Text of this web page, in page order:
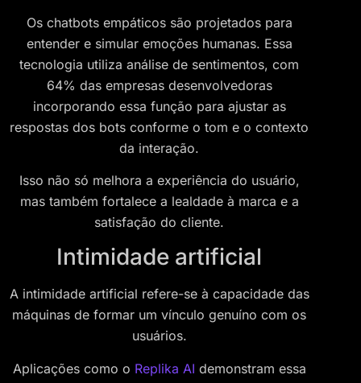
Os chatbots empáticos são projetados para
entender e simular emoções humanas. Essa
tecnologia utiliza análise de sentimentos, com
64% das empresas desenvolvedoras
incorporando essa função para ajustar as
respostas dos bots conforme o tom e o contexto
da interação.
Isso não só melhora a experiência do usuário,
mas também fortalece a lealdade à marca e a
satisfação do cliente.
Intimidade artificial
A intimidade artificial refere-se à capacidade das
máquinas de formar um vínculo genuíno com os
usuários.
Aplicações como o Replika AI demonstram essa